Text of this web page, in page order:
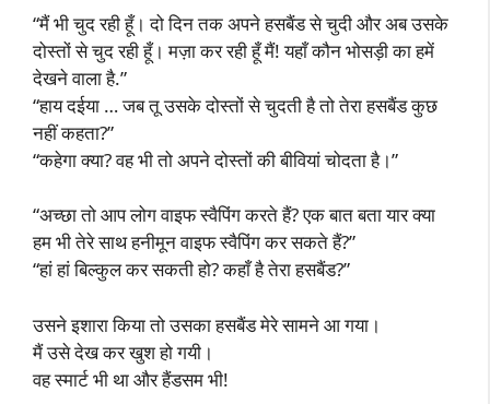
“मैं भी चुद रही हूँ। दो दिन तक अपने हसबैंड से चुदी और अब उसके
दोस्तों से चुद रही हूँ। मज़ा कर रही हूँ मैं! यहाँ कौन भोसड़ी का हमें
देखने वाला है.”
“हाय दईया … जब तू उसके दोस्तों से चुदती है तो तेरा हसबैंड कुछ
नहीं कहता?”
“कहेगा क्या? वह भी तो अपने दोस्तों की बीवियां चोदता है।”
“अच्छा तो आप लोग वाइफ स्वैपिंग करते हैं? एक बात बता यार क्या
हम भी तेरे साथ हनीमून वाइफ स्वैपिंग कर सकते हैं?”
“हां हां बिल्कुल कर सकती हो? कहाँ है तेरा हसबैंड?”
उसने इशारा किया तो उसका हसबैंड मेरे सामने आ गया।
मैं उसे देख कर खुश हो गयी।
वह स्मार्ट भी था और हैंडसम भी!